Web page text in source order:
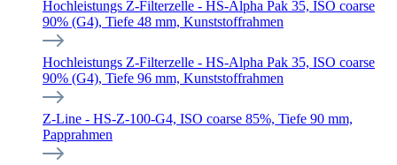
Hochleistungs Z-Filterzelle - HS-Alpha Pak 35, ISO coarse
90% (G4), Tiefe 48 mm, Kunststoffrahmen
Hochleistungs Z-Filterzelle - HS-Alpha Pak 35, ISO coarse
90% (G4), Tiefe 96 mm, Kunststoffrahmen
Z-Line - HS-Z-100-G4, ISO coarse 85%, Tiefe 90 mm,
Papprahmen